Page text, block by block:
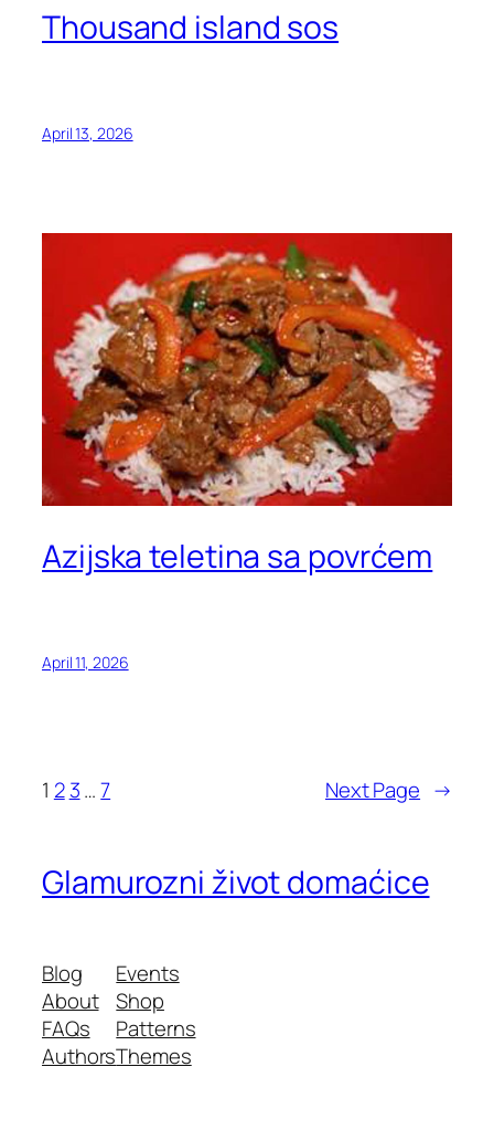
Thousand island sos
April 13, 2026
Azijska teletina sa povrćem
April 11, 2026
1 2 3… 7 Next Page →
Glamurozni život domaćice
Blog
About
FAQs
Authors
Events
Shop
Patterns
Themes